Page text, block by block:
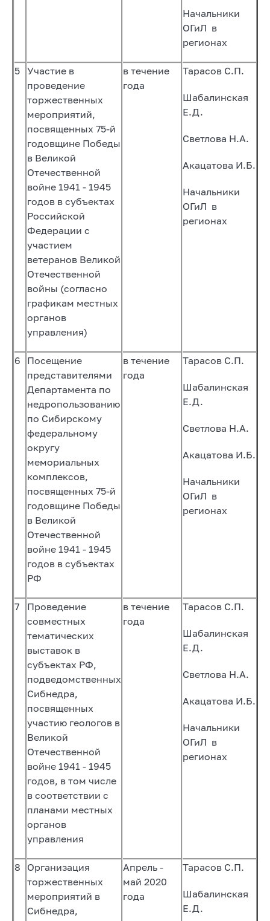
Начальники
ОГиЛ в
регионах
5 Участие в
проведение
торжественных
мероприятий,
посвященных 75-й
годовщине Победы
в Великой
Отечественной
войне 1941 - 1945
годов в субъектах
Российской
Федерации с
участием
ветеранов Великой
Отечественной
войны (согласно
графикам местных
органов
управления)
в течение
года
Тарасов С.П.
Шабалинская
Е.Д.
Светлова Н.А.
Акацатова И.Б.
Начальники
ОГиЛ в
регионах
6
Посещение
представителями
Департамента по
недропользованию
по Сибирскому
федеральному
округу
мемориальных
комплексов,
посвященных 75-й
годовщине Победы
в Великой
Отечественной
войне 1941 - 1945
годов в субъектах
РФ
в течение
года
Тарасов С.П.
Шабалинская
Е.Д.
Светлова Н.А.
Акацатова И.Б.
Начальники
ОГиЛ в
регионах
7
Проведение
совместных
тематических
выставок в
субъектах РФ,
подведомственных
Сибнедра,
посвященных
участию геологов в
Великой
Отечественной
войне 1941 - 1945
годов, в том числе
в соответствии с
планами местных
органов
управления
в течение
года
Тарасов С.П.
Шабалинская
Е.Д.
Светлова Н.А.
Акацатова И.Б.
Начальники
ОГиЛ в
регионах
8
Организация
торжественных
мероприятий в
Сибнедра,
Апрель -
май 2020
года
Тарасов С.П.
Шабалинская
Е.Д.